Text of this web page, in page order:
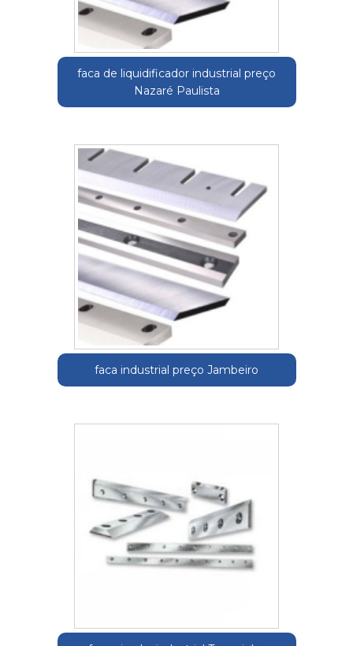
faca de liquidificador industrial preço
Nazaré Paulista
faca industrial preço Jambeiro